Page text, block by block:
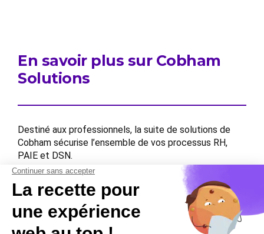
En savoir plus sur Cobham
Solutions
Destiné aux professionnels, la suite de solutions de
Cobham sécurise l’ensemble de vos processus RH,
PAIE et DSN.
Contactez-nous